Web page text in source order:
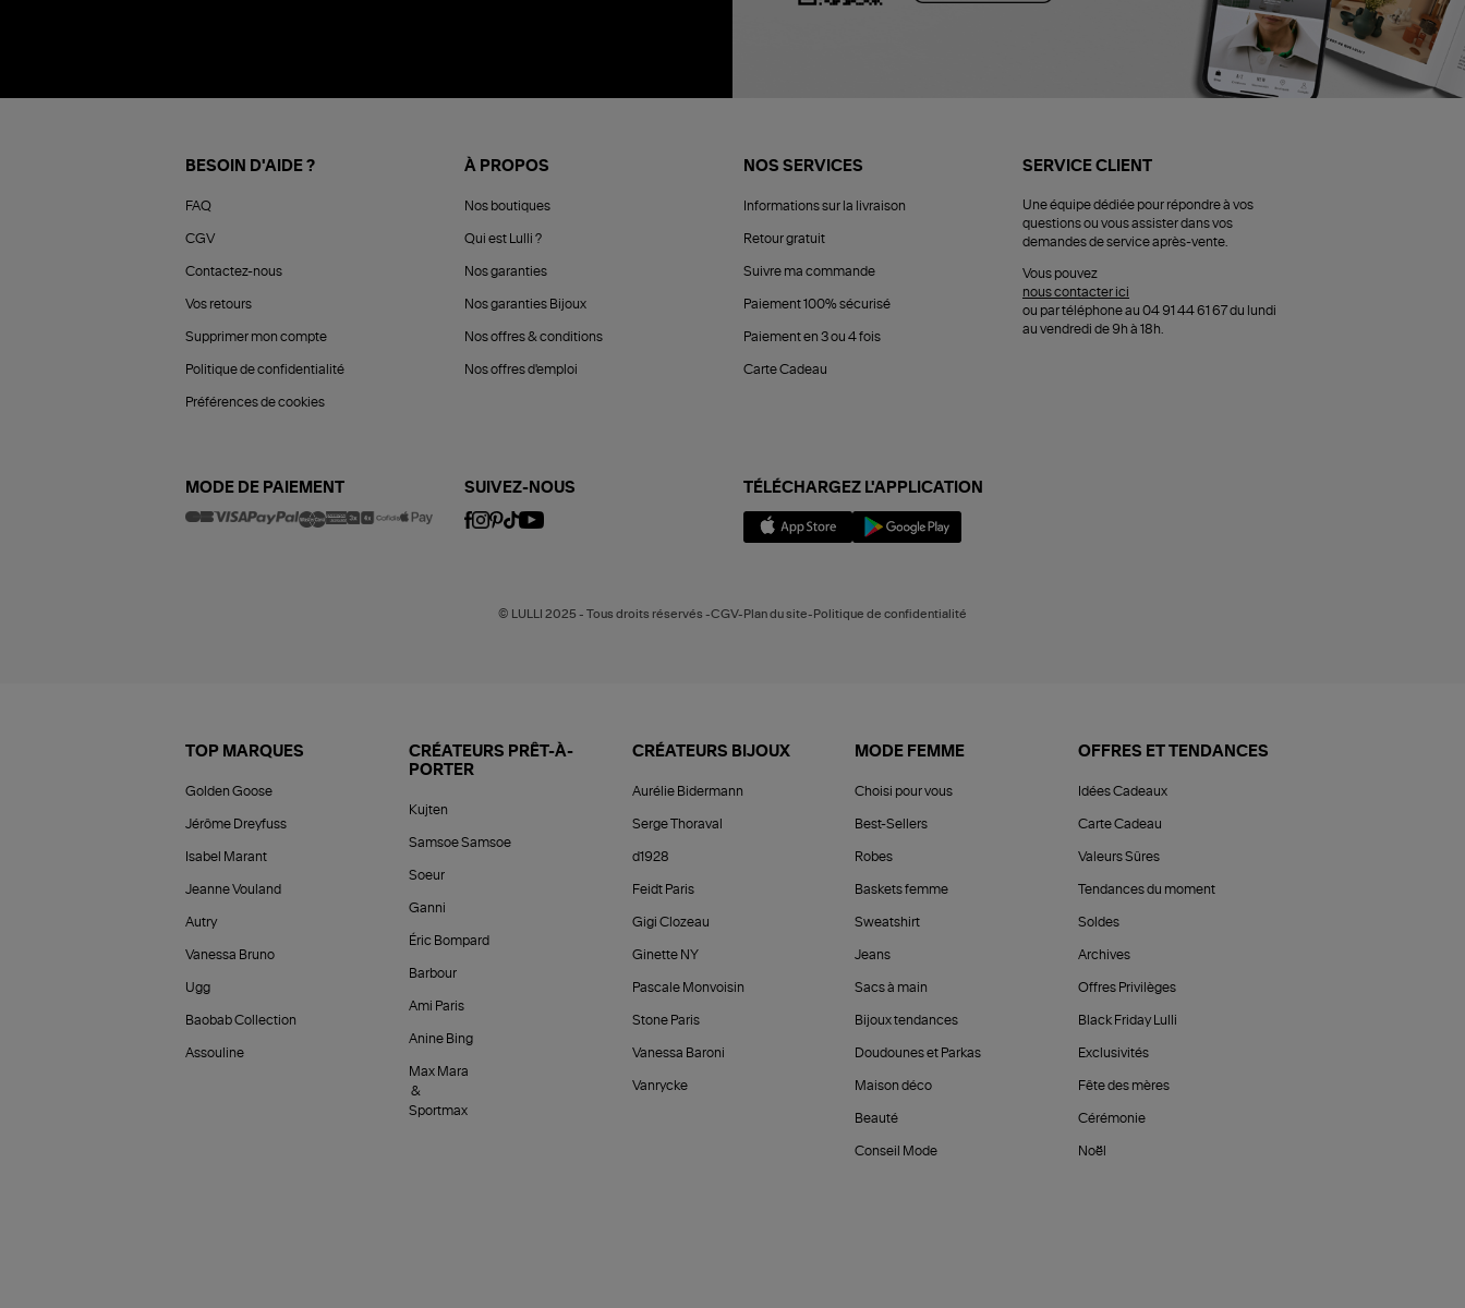
BESOIN D'AIDE ?
FAQ
CGV
Contactez-nous
Vos retours
Supprimer mon compte
Politique de confidentialité
Préférences de cookies
À PROPOS
Nos boutiques
Qui est Lulli ?
Nos garanties
Nos garanties Bijoux
Nos offres & conditions
Nos offres d'emploi
NOS SERVICES
Informations sur la livraison
Retour gratuit
Suivre ma commande
Paiement 100% sécurisé
Paiement en 3 ou 4 fois
Carte Cadeau
SERVICE CLIENT
Une équipe dédiée pour répondre à vos
questions ou vous assister dans vos
demandes de service après-vente.
Vous pouvez
nous contacter ici
ou par téléphone au 04 91 44 61 67 du lundi
au vendredi de 9h à 18h.
MODE DE PAIEMENT SUIVEZ-NOUS TÉLÉCHARGEZ L'APPLICATION
© LULLI 2025 - Tous droits réservés -CGV-Plan du site-Politique de confidentialité
TOP MARQUES
Golden Goose
Jérôme Dreyfuss
Isabel Marant
Jeanne Vouland
Autry
Vanessa Bruno
Ugg
Baobab Collection
Assouline
CRÉATEURS PRÊT-À-
PORTER
Kujten
Samsoe Samsoe
Soeur
Ganni
Éric Bompard
Barbour
Ami Paris
Anine Bing
Max Mara
&
Sportmax
CRÉATEURS BIJOUX
Aurélie Bidermann
Serge Thoraval
d1928
Feidt Paris
Gigi Clozeau
Ginette NY
Pascale Monvoisin
Stone Paris
Vanessa Baroni
Vanrycke
MODE FEMME
Choisi pour vous
Best-Sellers
Robes
Baskets femme
Sweatshirt
Jeans
Sacs à main
Bijoux tendances
Doudounes et Parkas
Maison déco
Beauté
Conseil Mode
OFFRES ET TENDANCES
Idées Cadeaux
Carte Cadeau
Valeurs Sûres
Tendances du moment
Soldes
Archives
Offres Privilèges
Black Friday Lulli
Exclusivités
Fête des mères
Cérémonie
Noël